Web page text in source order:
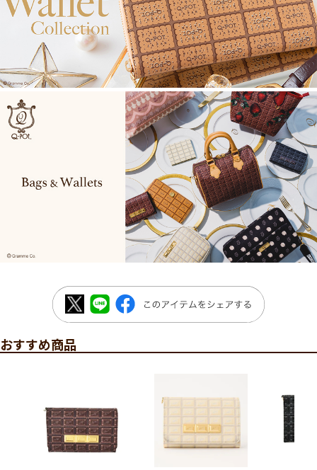
おすすめ商品